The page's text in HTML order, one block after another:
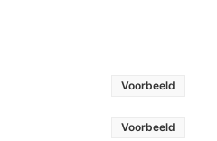
Voorbeeld
Voorbeeld